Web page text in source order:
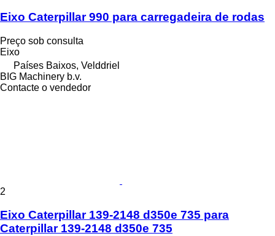
Eixo Caterpillar 990 para carregadeira de rodas
Preço sob consulta
Eixo
Países Baixos, Velddriel
BIG Machinery b.v.
Contacte o vendedor
2
Eixo Caterpillar 139-2148 d350e 735 para
Caterpillar 139-2148 d350e 735